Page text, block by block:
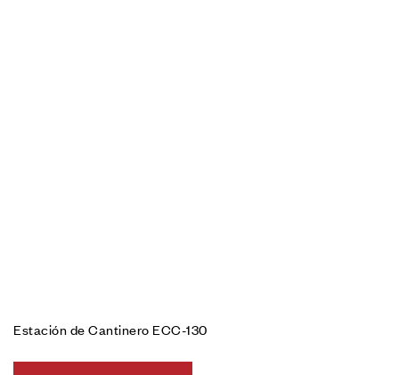
Estación de Cantinero ECC-130